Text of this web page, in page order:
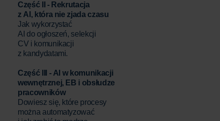
Część II - Rekrutacja
z AI, która nie zjada czasu
Jak wykorzystać
AI do ogłoszeń, selekcji
CV i komunikacji
z kandydatami.
Część III - AI w komunikacji
wewnętrznej, EB i obsłudze
pracowników
Dowiesz się, które procesy
można automatyzować